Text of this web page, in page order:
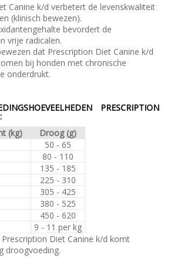
Canine k/d verbetert de levenskwaliteit
(klinisch bewezen).
bevordert de
vrije radicalen.
dat Prescription Diet Canine k/d
bij honden met chronische
onderdrukt.
PRESCRIPTION
(kg)
Droog (g)
50 - 65
80 - 110
135 - 185
225 - 310
305 - 425
380 - 525
450 - 620
9 - 11 per kg
Prescription Diet Canine k/d komt
droogvoeding.